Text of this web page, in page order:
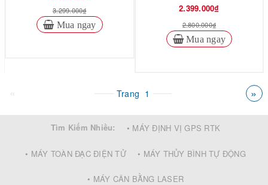
3.299.000₫
Mua ngay
2.399.000₫
2.800.000₫
Mua ngay
« Trang 1 »
Tìm Kiếm Nhiều: • MÁY ĐỊNH VỊ GPS RTK
• MÁY TOÀN ĐẠC ĐIỆN TỬ • MÁY THỦY BÌNH TỰ ĐỘNG
• MÁY CÂN BẰNG LASER